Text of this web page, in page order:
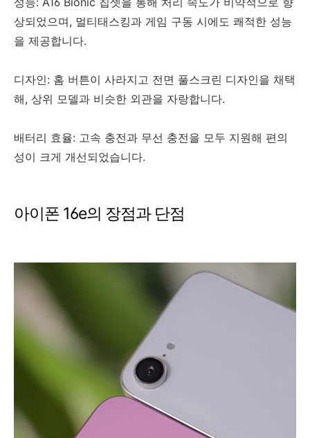
상되었으며, 멀티태스킹과 게임 구동 시에도 쾌적한 성능
을 제공합니다.
디자인: 홈 버튼이 사라지고 전면 풀스크린 디자인을 채택
해, 상위 모델과 비슷한 외관을 자랑합니다.
배터리 효율: 고속 충전과 무선 충전을 모두 지원해 편의
성이 크게 개선되었습니다.
아이폰 16e의 장점과 단점